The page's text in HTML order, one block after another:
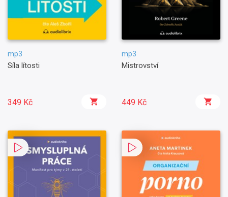
mp3
Síla lítosti
349 Kč
mp3
Mistrovství
449 Kč